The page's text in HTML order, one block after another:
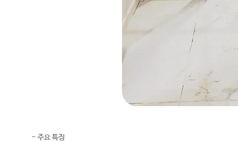
- 주요 특징